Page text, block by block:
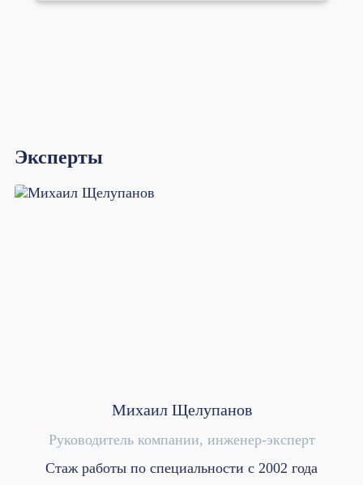
Эксперты
Михаил Щелупанов
Руководитель компании, инженер-эксперт
Стаж работы по специальности с 2002 года